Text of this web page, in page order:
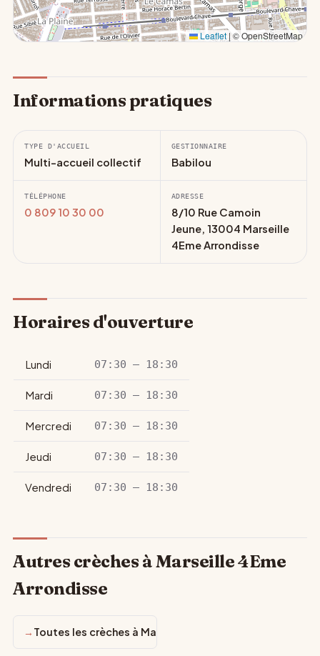
Leaflet | © OpenStreetMap
Informations pratiques
TYPE D'ACCUEIL
Multi-accueil collectif
GESTIONNAIRE
Babilou
TÉLÉPHONE
0 809 10 30 00
ADRESSE
8/10 Rue Camoin
Jeune, 13004 Marseille
4Eme Arrondisse
Horaires d'ouverture
Lundi 07:30 – 18:30
Mardi 07:30 – 18:30
Mercredi 07:30 – 18:30
Jeudi 07:30 – 18:30
Vendredi 07:30 – 18:30
Autres crèches à Marseille 4Eme
Arrondisse
Toutes les crèches à Marseille 4Eme Arrondisse